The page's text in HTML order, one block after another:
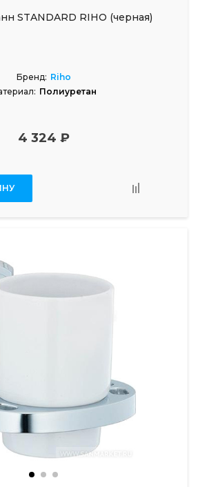
STANDARD RIHO (черная)
Бренд: Riho
Полиуретан
4 324 ₽